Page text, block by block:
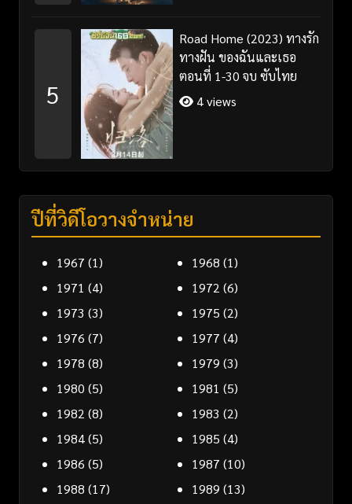
5
Road Home (2023) ทางรัก
ทางฝัน ของฉันและเธอ
ตอนที่ 1-30 จบ ซับไทย
4 views
ปีที่วิดีโอวางจำหน่าย
1967 (1) 1968 (1)
1971 (4) 1972 (6)
1973 (3) 1975 (2)
1976 (7) 1977 (4)
1978 (8) 1979 (3)
1980 (5) 1981 (5)
1982 (8) 1983 (2)
1984(5) 1985 (4)
1986 (5) 1987 (10)
1988 (17) 1989 (13)